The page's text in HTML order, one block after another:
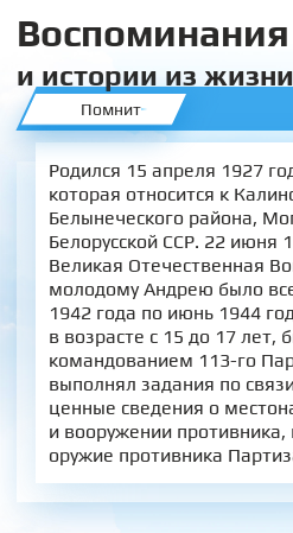
Воспоминания
и истории из жизни
Помнит
Родился 15 апреля 1927
которая относится к
Белынеческого района,
Белорусской ССР. 22 июня
Великая Отечественная
молодому Андрею было
1942 года по июнь 1944
в возрасте с 15 до 17 лет,
командованием 113-го
выполнял задания по
ценные сведения о
и вооружении
оружие противника